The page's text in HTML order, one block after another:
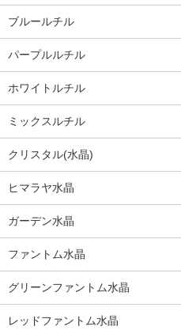
ブルールチル
パープルルチル
ホワイトルチル
ミックスルチル
クリスタル(水晶)
ヒマラヤ水晶
ガーデン水晶
ファントム水晶
グリーンファントム水晶
レッドファントム水晶